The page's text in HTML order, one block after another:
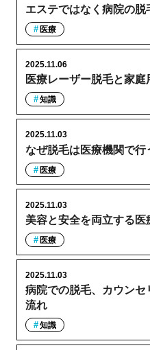
エステではなく病院の脱
医療
医療レーザー脱毛と家
2025.11.06
知識
なぜ脱毛は医療機関で行
2025.11.03
医療
美容と安全を両立する医
2025.11.03
医療
病院での脱毛、カウン
流れ
2025.11.03
知識